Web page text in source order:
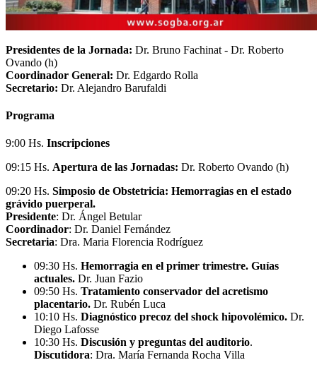
Presidentes de la Jornada: Dr. Bruno Fachinat - Dr. Roberto
Ovando (h)
Coordinador General: Dr. Edgardo Rolla
Secretario: Dr. Alejandro Barufaldi
Programa
9:00 Hs. Inscripciones
09:15 Hs. Apertura de las Jornadas: Dr. Roberto Ovando (h)
09:20 Hs. Simposio de Obstetricia: Hemorragias en el estado
grávido puerperal.
Presidente: Dr. Ángel Betular
Coordinador: Dr. Daniel Fernández
Secretaria: Dra. Maria Florencia Rodríguez
09:30 Hs. Hemorragia en el primer trimestre. Guías
actuales. Dr. Juan Fazio
09:50 Hs. Tratamiento conservador del acretismo
placentario. Dr. Rubén Luca
10:10 Hs. Diagnóstico precoz del shock hipovolémico. Dr.
Diego Lafosse
10:30 Hs. Discusión y preguntas del auditorio.
Discutidora: Dra. María Fernanda Rocha Villa